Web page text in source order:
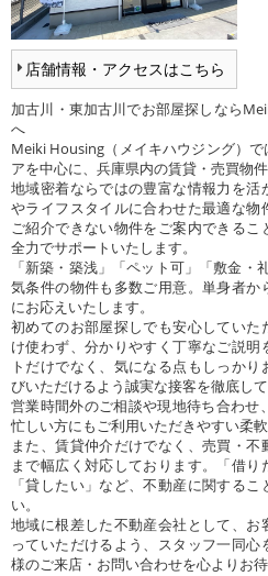
店舗情報・アクセスはこちら
加古川・東加古川でお部屋探しなら
へ
Meiki Housing（メイキハウジング）
アを中心に、兵庫県内の賃貸・売買物
地域密着ならではの豊富な情報力を
やライフスタイルに合わせた最適な
ご紹介できない物件をご案内できる
全力でサポートいたします。
「新築・築浅」「ペット可」「敷金・
気条件の物件も多数ご用意。単身者
にお応えいたします。
初めてのお部屋探しでも安心してい
け使わず、分かりやすく丁寧なご説
トだけでなく、気になる点もしっか
びいただけるよう誠実な接客を徹底して
営業時間外のご相談や現地待ち合わせ
忙しい方にもご利用いただきやすい柔
また、賃貸仲介だけでなく、売買・
まで幅広く対応しております。「借り
「貸したい」など、不動産に関する
い。
地域に根差した不動産会社として、
っていただけるよう、スタッフ一同
様のご来店・お問い合わせを心よりお待